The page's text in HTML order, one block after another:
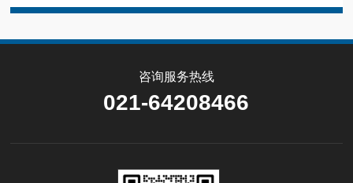
咨询服务热线
021-64208466